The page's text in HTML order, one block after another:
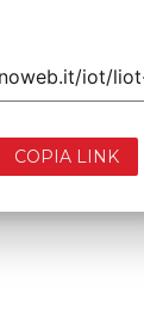
COPIA LINK